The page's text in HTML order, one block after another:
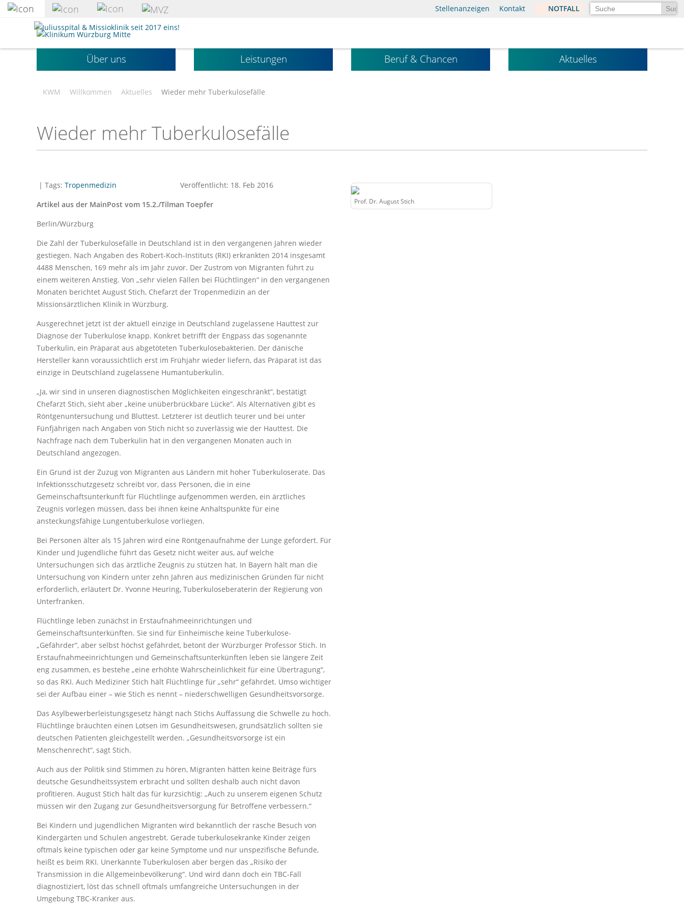
zum
Stellenanzeigen Kontakt NOTFALL Suchen
Klinikum
Würzburg
Mitte
gGmbHÜber uns Leistungen Beruf & Chancen Aktuelles
KWM Willkommen Aktuelles Wieder mehr Tuberkulosefälle
Wieder mehr Tuberkulosefälle
Veröffentlicht: 18. Feb 2016
| Tags: Tropenmedizin
Artikel aus der MainPost vom 15.2./Tilman Toepfer
Berlin/Würzburg
Die Zahl der Tuberkulosefälle in Deutschland ist in den vergangenen Jahren wieder
gestiegen. Nach Angaben des Robert-Koch-Instituts (RKI) erkrankten 2014 insgesamt
4488 Menschen, 169 mehr als im Jahr zuvor. Der Zustrom von Migranten führt zu
einem weiteren Anstieg. Von „sehr vielen Fällen bei Flüchtlingen“ in den vergangenen
Monaten berichtet August Stich, Chefarzt der Tropenmedizin an der
Missionsärztlichen Klinik in Würzburg.
Ausgerechnet jetzt ist der aktuell einzige in Deutschland zugelassene Hauttest zur
Diagnose der Tuberkulose knapp. Konkret betrifft der Engpass das sogenannte
Tuberkulin, ein Präparat aus abgetöteten Tuberkulosebakterien. Der dänische
Hersteller kann voraussichtlich erst im Frühjahr wieder liefern, das Präparat ist das
einzige in Deutschland zugelassene Humantuberkulin.
„Ja, wir sind in unseren diagnostischen Möglichkeiten eingeschränkt“, bestätigt
Chefarzt Stich, sieht aber „keine unüberbrückbare Lücke“. Als Alternativen gibt es
Röntgenuntersuchung und Bluttest. Letzterer ist deutlich teurer und bei unter
Fünfjährigen nach Angaben von Stich nicht so zuverlässig wie der Hauttest. Die
Nachfrage nach dem Tuberkulin hat in den vergangenen Monaten auch in
Deutschland angezogen.
Ein Grund ist der Zuzug von Migranten aus Ländern mit hoher Tuberkuloserate. Das
Infektionsschutzgesetz schreibt vor, dass Personen, die in eine
Gemeinschaftsunterkunft für Flüchtlinge aufgenommen werden, ein ärztliches
Zeugnis vorlegen müssen, dass bei ihnen keine Anhaltspunkte für eine
ansteckungsfähige Lungentuberkulose vorliegen.
Bei Personen älter als 15 Jahren wird eine Röntgenaufnahme der Lunge gefordert. Für
Kinder und Jugendliche führt das Gesetz nicht weiter aus, auf welche
Untersuchungen sich das ärztliche Zeugnis zu stützen hat. In Bayern hält man die
Untersuchung von Kindern unter zehn Jahren aus medizinischen Gründen für nicht
erforderlich, erläutert Dr. Yvonne Heuring, Tuberkuloseberaterin der Regierung von
Unterfranken.
Flüchtlinge leben zunächst in Erstaufnahmeeinrichtungen und
Gemeinschaftsunterkünften. Sie sind für Einheimische keine Tuberkulose-
„Gefährder“, aber selbst höchst gefährdet, betont der Würzburger Professor Stich. In
Erstaufnahmeeinrichtungen und Gemeinschaftsunterkünften leben sie längere Zeit
eng zusammen, es bestehe „eine erhöhte Wahrscheinlichkeit für eine Übertragung“,
so das RKI. Auch Mediziner Stich hält Flüchtlinge für „sehr“ gefährdet. Umso wichtiger
sei der Aufbau einer – wie Stich es nennt – niederschwelligen Gesundheitsvorsorge.
Das Asylbewerberleistungsgesetz hängt nach Stichs Auffassung die Schwelle zu hoch.
Flüchtlinge bräuchten einen Lotsen im Gesundheitswesen, grundsätzlich sollten sie
deutschen Patienten gleichgestellt werden. „Gesundheitsvorsorge ist ein
Menschenrecht“, sagt Stich.
Auch aus der Politik sind Stimmen zu hören, Migranten hätten keine Beiträge fürs
deutsche Gesundheitssystem erbracht und sollten deshalb auch nicht davon
profitieren. August Stich hält das für kurzsichtig: „Auch zu unserem eigenen Schutz
müssen wir den Zugang zur Gesundheitsversorgung für Betroffene verbessern.“
Bei Kindern und jugendlichen Migranten wird bekanntlich der rasche Besuch von
Kindergärten und Schulen angestrebt. Gerade tuberkulosekranke Kinder zeigen
oftmals keine typischen oder gar keine Symptome und nur unspezifische Befunde,
heißt es beim RKI. Unerkannte Tuberkulosen aber bergen das „Risiko der
Transmission in die Allgemeinbevölkerung“. Und wird dann doch ein TBC-Fall
diagnostiziert, löst das schnell oftmals umfangreiche Untersuchungen in der
Umgebung TBC-Kranker aus.
Prof. Dr. August Stich